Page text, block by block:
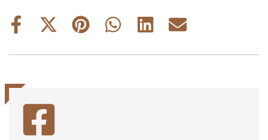
Share
Share
(Twitter)
Share
Share
Share
Share